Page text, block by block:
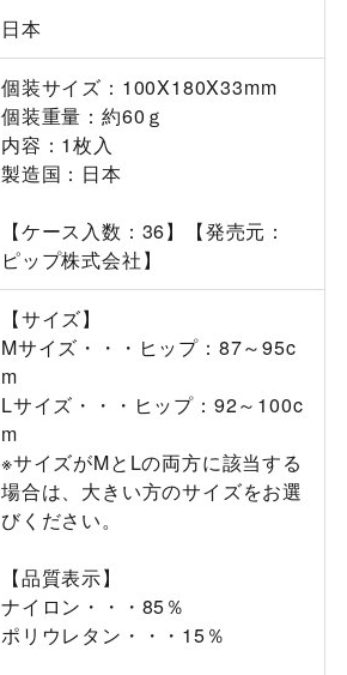
日本
個装サイズ：100X180X33mm
個装重量：約60ｇ
内容：1枚入
製造国：日本
【ケース入数：36】【発売元：
ピップ株式会社】
【サイズ】
Mサイズ・・・ヒップ：87～95c
m
Lサイズ・・・ヒップ：92～100c
m
※サイズがMとLの両方に該当する
場合は、大きい方のサイズをお選
びください。
【品質表示】
ナイロン・・・85％
ポリウレタン・・・15％